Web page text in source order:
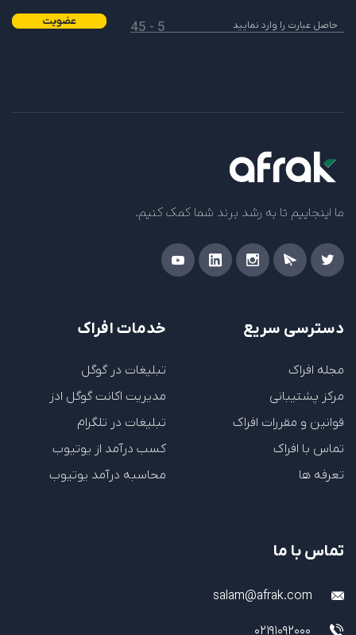
5 - 45 عضویت
ما اینجاییم تا به رشد برند شما کمک کنیم.
دسترسی سریع
مجله افراک
مرکز پشتیبانی
قوانین و مقررات افراک
تماس با افراک
تعرفه ها
خدمات افراک
تبلیغات در گوگل
مدیریت اکانت گوگل ادز
تبلیغات در تلگرام
کسب درآمد از یوتیوب
محاسبه درآمد یوتیوب
تماس با ما
salam@afrak.com
02191092000